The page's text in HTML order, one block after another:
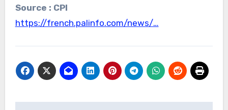
Source : CPI
https://french.palinfo.com/news/…